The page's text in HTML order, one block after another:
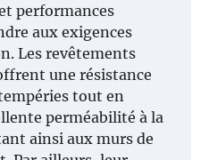
performances
aux exigences
Les revêtements
une résistance
tout en
perméabilité à la
ainsi aux murs de